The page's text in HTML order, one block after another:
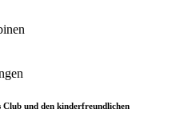
und den kinderfreundlichen